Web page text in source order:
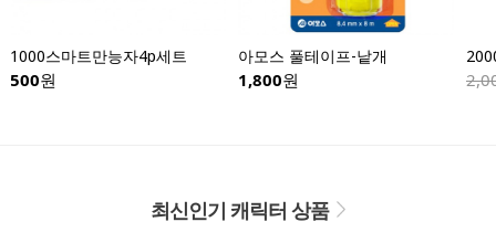
1000스마트만능자4p세트
500원
아모스 풀테이프-낱개
1,800원
최신인기 캐릭터 상품